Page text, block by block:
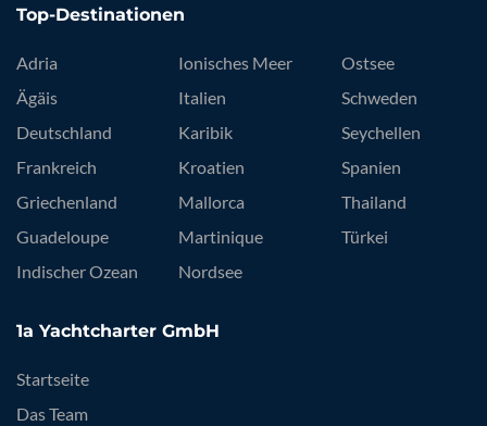
Top-Destinationen
Adria
Ägäis
Deutschland
Frankreich
Griechenland
Guadeloupe
Indischer Ozean
Ionisches Meer
Italien
Karibik
Kroatien
Mallorca
Martinique
Nordsee
Ostsee
Schweden
Seychellen
Spanien
Thailand
Türkei
1a Yachtcharter GmbH
Startseite
Das Team